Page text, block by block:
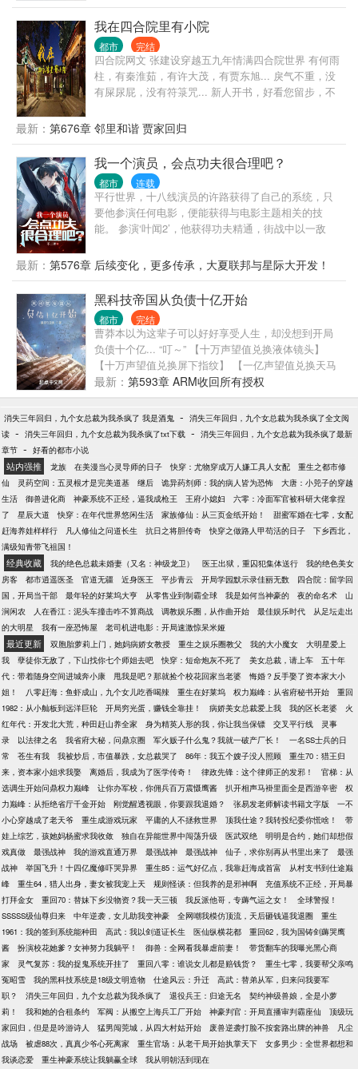
我在四合院里有小院
都市 完结
四合院网文 张建设穿越五九年情满四合院世界 有何雨
柱，有秦淮茹，有许大茂，有贾东旭... 戾气不重，没
有屎尿屁，没有符箓咒... 新人开书，好看您留步，不
最新： 第676章 邻里和谐 贾家回归
我一个演员，会点功夫很合理吧？
都市 连载
平行世界，十八线演员的许路获得了自己的系统，只
要他参演任何电影，便能获得与电影主题相关的技
能。 参演‘叶闻2’，他获得功夫精通，街战中以一敌
许风表示：我一个演员，会点功夫很合理吧！ 粉丝：
都被请去警局喝茶了，你觉得合理吗？ 参演鉴宝片，
他获得文物鉴赏与造假工艺，在古玩一条街成功捡
漏，开局十万倍利润。 参演推理片，他获得破案精通
与犯罪精通，提出完美犯罪理论，让警方如临大敌。
参演盗墓片，他获得十六字风水秘术绝技，直言某地
有大墓，再度被请去局里喝茶。 …… 当仙侠剧组慕名
而来找到他的时候，所有粉丝全都绷不住了！
最新： 第576章 后续变化，更多传承，大夏联邦与星际大开发！
【大结局】
黑科技帝国从负债十亿开始
都市 完结
曹莽本以为这辈子可以好好享受人生，却没想到开局
负债十个亿... “叮～” 【十万声望值兑换液体镜头】
【十万声望值兑换屏下指纹】 【一亿声望值兑换天马
座系统】
最新： 第593章 ARM收回所有授权
消失三年回归，九个女总裁为我杀疯了 我是酒鬼 - 消失三年回归，九个女总裁为我杀疯了全文阅
读 - 消失三年回归，九个女总裁为我杀疯了txt下载 - 消失三年回归，九个女总裁为我杀疯了最新
章节 - 好看的都市小说
站内强推 龙族 在美漫当心灵导师的日子 快穿：尤物穿成万人嫌工具人女配
重生之都市修
仙
灵药空间：五灵根才是完美道基 继后 诡异药剂师：我的病人皆为恐怖
大唐：小兕子的穿越
生活
御兽进化商 神豪系统不正经，逼我成枪王 王府小媳妇
六零：冷面军官被科研大佬拿捏
了
星辰大道 快穿：在年代世界悠闲生活 家族修仙：从三页金纸开始！
甜蜜军婚在七零，女配
赶海养娃样样行
凡人修仙之问道长生 抗日之将胆传奇 快穿之做路人甲苟活的日子
下乡西北，
满级知青带飞祖国！
经典收藏 我的绝色总裁未婚妻（又名：神级龙卫） 医王出狱，重囚犯集体送行
我的绝色美女
房客
都市逍遥医圣 官道无疆 近身医王 平步青云 开局学园默示录佳丽无数
四合院：留学回
国，开局当干部
最年轻的好莱坞大亨 从零售业到制霸全球 我是如何当神豪的 夜的命名术
山
涧闲农
人在香江：泥头车撞击咋不算商战 调教娱乐圈，从作曲开始 最佳娱乐时代
从足坛走出
的大明星
我有一座恐怖屋 老司机进电影：开局速激惊呆米娅
最近更新 双胞胎萝莉上门，她妈病娇女教授 重生之娱乐圈教父 我的大小魔女
大明星爱上
我
孽徒你无敌了，下山找你七个师姐去吧 快穿：短命炮灰不死了 美女总裁，请上车
五十年
代：带着随身空间进城奔小康
甩我是吧？那就捡个校花回家当老婆
悔婚？反手娶了资本家大小
姐！
八零赶海：鱼虾成山，九个女儿吃香喝辣 重生在好莱坞 权力巅峰：从省府秘书开始
重回
1982：从小舢板到远洋巨轮
开局穷光蛋，赚钱全靠挂！ 病娇美女总裁爱上我 我的区长老婆
火
红年代：开发北大荒，种田赶山养全家
身为精英人形的我，你让我当保镖 交叉平行线
灵事
录
以法律之名 我省府大秘，问鼎京圈 军火贩子什么鬼？我就一破产厂长！
一名SS士兵的日
常
苍生有我 我被炒后，市值暴跌，女总裁哭了 86年：我五个嫂子没人照顾
重生70：猎王归
来，资本家小姐求我娶
离婚后，我成为了医学传奇！ 律政先锋：这个律师正的发邪！
官梯：从
选调生开始问鼎权力巅峰
让你办军校，你佣兵百万震慑鹰酱 扒开相声马褂里面全是西游辛密
权
力巅峰：从拒绝省厅千金开始
刚觉醒透视眼，你要跟我退婚？ 张易发老师解读书籍文字版
一不
小心穿越成了老天爷
重生成游戏玩家 平庸的人不拯救世界 顶我仕途？我转投纪委你慌啥！
带
娃上综艺，孩她妈杨蜜求我收敛
独自在异能世界中闯荡升级 医武双绝
明明是合约，她们却想假
戏真做
最强战神 我的游戏直通万界 最强战神 最强战神 仙子，求你别再从书里出来了
最强
战神
举国飞升！十四亿魔修吓哭异界 重生85：运气好亿点，我靠赶海成首富
从村支书到仕途巅
峰
重生64，猎人出身，妻女被我宠上天 规则怪谈：但我养的是邪神啊
充值系统不正经，开局暴
打拜金女
重回70：替妹下乡没物资？我一天三顿 我反派他哥，专薅气运之女！
全球警报！
SSSSS级仙尊归来
中年逆袭，女儿助我变神豪 全网嘲我模仿顶流，天后砸钱逼我退圈
重生
1961：我的签到系统能种田
高武：我以剑道证长生 医仙纵横花都
重回62，我为国铸剑薅哭鹰
酱
扮演校花她爹？女神努力我躺平！ 御兽：全网看我暴虐前妻！
带货翻车的我曝光黑心商
家
灵气复苏：我的捉鬼系统开挂了 重回八零：谁说女儿都是赔钱货？
重生七零，我要帮父亲鸣
冤昭雪
我的黑科技系统是18级文明造物 仕途风云：升迁
高武：替弟从军，归来问我要军
职？
消失三年回归，九个女总裁为我杀疯了 退役兵王：归途无名
契约神级兽娘，全是小萝
莉！
我和她的合租条约 军阀：从搬空上海兵工厂开始 神豪判官：开局直播审判霸座仙
顶级玩
家回归，但是是吟游诗人
猛男闯莞城，从四大村姑开始 废兽逆袭打脸不按套路出牌的神兽
凡尘
战场
被虐88次，真真少爷心死离家 重生官场：从老干局开始执掌天下
女多男少：全世界都想和
我谈恋爱
重生神豪系统让我躺赢全球 我从明朝活到现在